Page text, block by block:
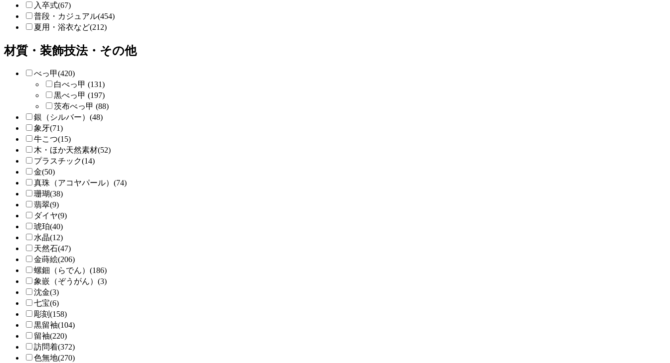
入卒式(67)
普段・カジュアル(454)
夏用・浴衣など(212)
材質・装飾技法・その他
べっ甲(420)
白べっ甲 (131)
黒べっ甲 (197)
茨布べっ甲 (88)
銀（シルバー）(48)
象牙(71)
牛こつ(15)
木・ほか天然素材(52)
プラスチック(14)
金(50)
真珠（アコヤパール）(74)
珊瑚(38)
翡翠(9)
ダイヤ(9)
琥珀(40)
水晶(12)
天然石(47)
金蒔絵(206)
螺鈿（らでん）(186)
象嵌（ぞうがん）(3)
沈金(3)
七宝(6)
彫刻(158)
黒留袖(104)
留袖(220)
訪問着(372)
色無地(270)